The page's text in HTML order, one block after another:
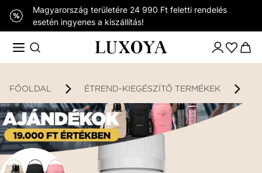
Magyarország területére 24 990 Ft feletti rendelés
esetén ingyenes a kiszállítás!
FŐOLDAL ÉTREND-KIEGÉSZÍTŐ TERMÉKEK